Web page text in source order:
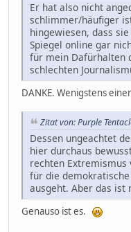
Er hat also nicht
schlimmer/häufiger
hingewiesen, dass
Spiegel online gar
für mein Dafürhalten
schlechten
DANKE. Wenigstens
Zitat von: Purple
Dessen ungeachtet
hier durchaus
rechten
für die demokratische
ausgeht. Aber das ist
Genauso ist es.